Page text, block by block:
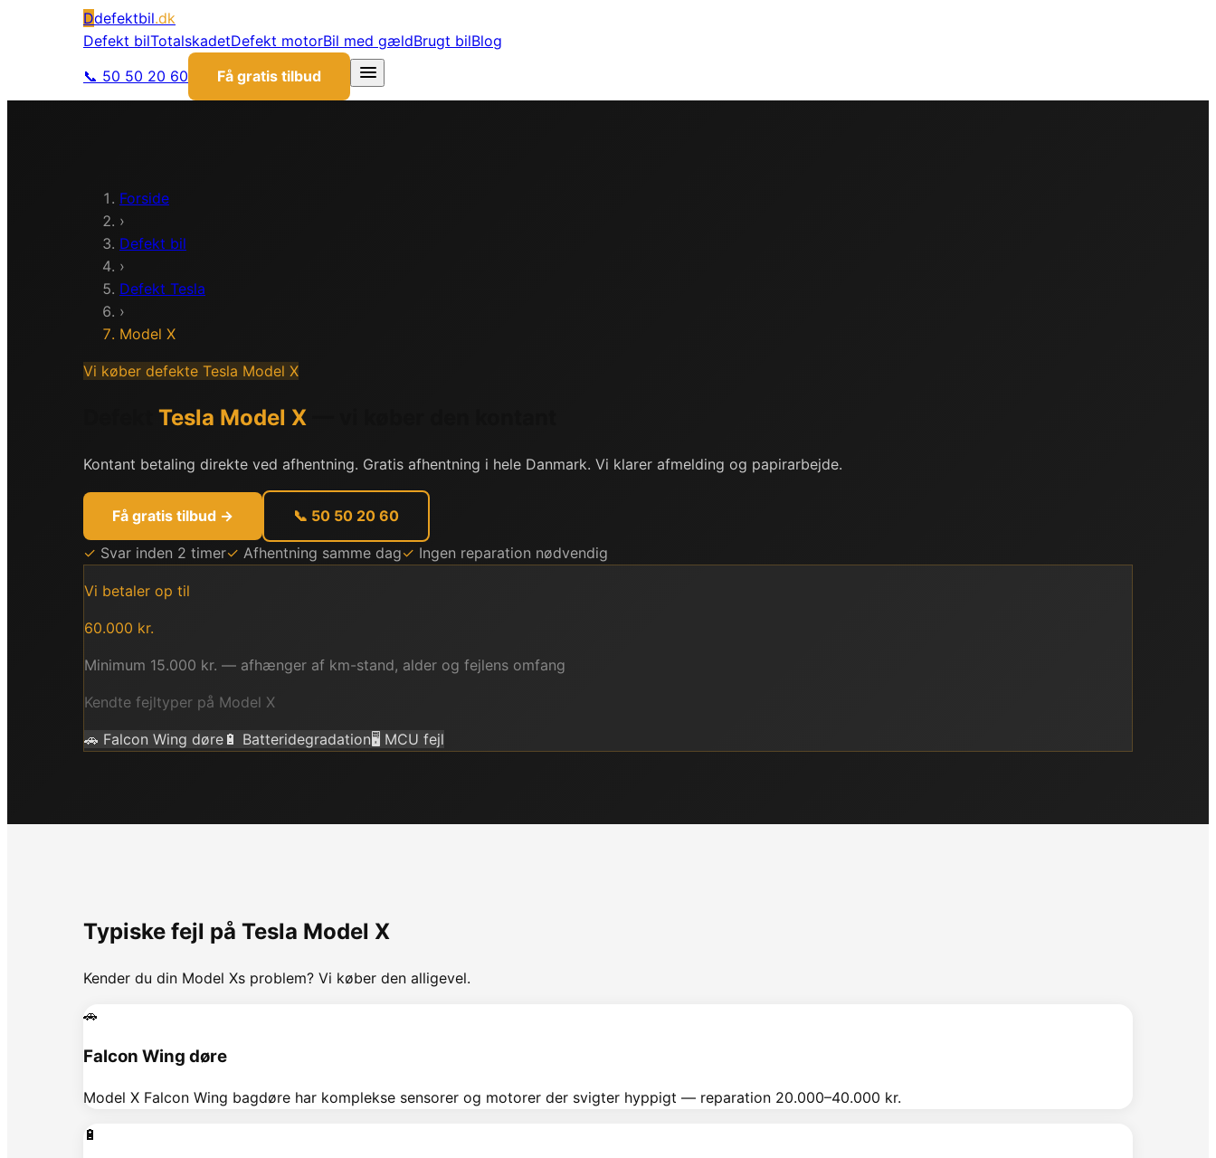
Ddefektbil.dk
Defekt bilTotalskadetDefekt motorBil med gældBrugt bilBlog
📞 50 50 20 60
Få gratis tilbud
Forside
›
Defekt bil
›
Defekt Tesla
›
Model X
Vi køber defekte Tesla Model X
Tesla Model X
Kontant betaling direkte ved afhentning. Gratis afhentning i hele Danmark. Vi klarer afmelding og papirarbejde.
Få gratis tilbud → 📞 50 50 20 60
✓ Svar inden 2 timer✓ Afhentning samme dag✓ Ingen reparation nødvendig
Vi betaler op til
60.000 kr.
Minimum 15.000 kr. — afhænger af km-stand, alder og fejlens omfang
Kendte fejltyper på Model X
🚗 Falcon Wing døre 🔋 Batteridegradation🖥️ MCU fejl
Typiske fejl på Tesla Model X
Kender du din Model Xs problem? Vi køber den alligevel.
🚗
Falcon Wing døre
Model X Falcon Wing bagdøre har komplekse sensorer og motorer der svigter hyppigt — reparation 20.000–40.000 kr.
🔋